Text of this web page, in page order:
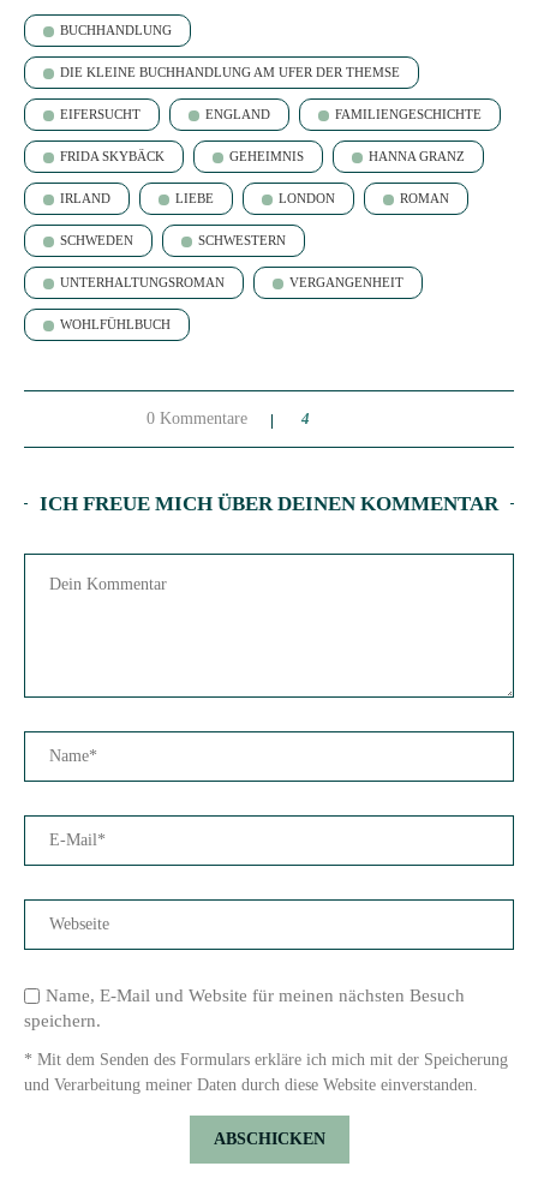
BUCHHANDLUNG
DIE KLEINE BUCHHANDLUNG AM UFER DER THEMSE
EIFERSUCHT ENGLAND FAMILIENGESCHICHTE
FRIDA SKYBÄCK GEHEIMNIS HANNA GRANZ
IRLAND LIEBE LONDON ROMAN
SCHWEDEN SCHWESTERN
UNTERHALTUNGSROMAN VERGANGENHEIT
WOHLFÜHLBUCH
0 Kommentare 4
ICH FREUE MICH ÜBER DEINEN KOMMENTAR
Name, E-Mail und Website für meinen nächsten Besuch
speichern.
* Mit dem Senden des Formulars erkläre ich mich mit der Speicherung
und Verarbeitung meiner Daten durch diese Website einverstanden.